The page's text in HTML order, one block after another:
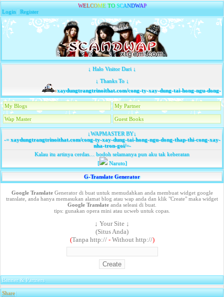
WELCOME TO SCANDWAP
Login |Register
↓ Halo Visitor Dari ↓
↓ Thanks To ↓
xaydungtrangtrinoithat.com/cong-ty-xay-dung-tai-hong-ngu-dong-
My Blogs My Partner
Wap Master Guest Books
↓WAPMASTER BY↓
-=xaydungtrangtrinoithat.com/cong-ty-xay-dung-tai-hong-ngu-dong-thap-thi-cong-xay-
nha-tron-goi/=-
Kalau itu artinya cerdas… bodoh selamanya pun aku tak keberatan
[
Naruto]
G-Translate Generator
Google TranslateGenerator di buat untuk memudahkan anda membuat widget google
translate, anda hanya memasukan alamat blog atau wap anda dan klik "Create" maka widget
Google Translate anda seleasi di buat.
tips: gunakan opera mini atau ucweb untuk copas.
↓ Your Site ↓
(Situs Anda)
(Tanpa http:// -Without http://)
Banner & Partners
Share|